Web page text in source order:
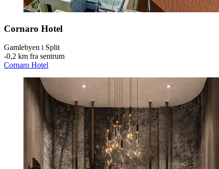
Cornaro Hotel
Gamlebyen i Split
‐0,2 km fra sentrum
Cornaro Hotel